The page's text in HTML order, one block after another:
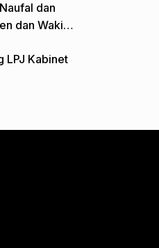
dan
dan Wakil
LPJ Kabinet